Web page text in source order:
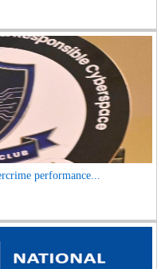
performance...